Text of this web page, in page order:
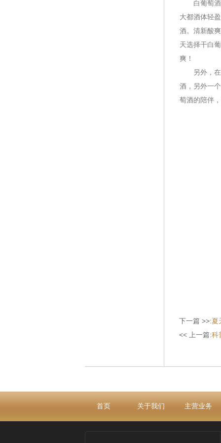
白葡萄酒是
大都酒体轻
酒。清新酸
天选择干白
爽！
另外，在夏
酒，另外一
萄酒的陪伴
下一篇 >>:夏
<< 上一篇:科
首页 关于我们 主营业务